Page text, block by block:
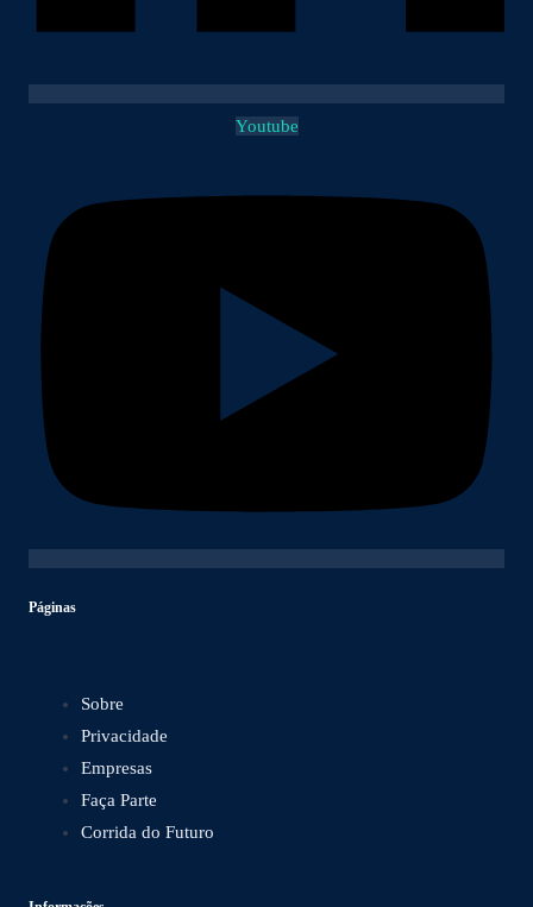
Youtube
Páginas
Sobre
Privacidade
Empresas
Faça Parte
Corrida do Futuro